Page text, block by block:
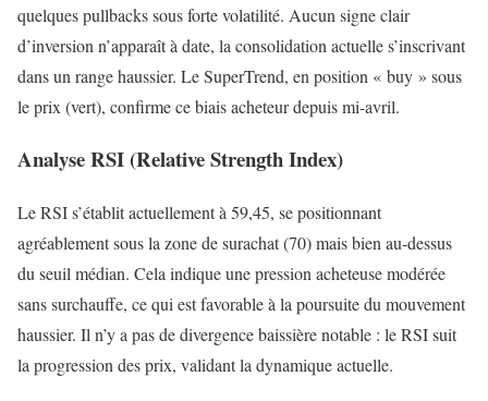
quelques pullbacks sous forte volatilité. Aucun signe clair
d’inversion n’apparaît à date, la consolidation actuelle s’inscrivant
dans un range haussier. Le SuperTrend, en position « buy » sous
le prix (vert), confirme ce biais acheteur depuis mi-avril.
Analyse RSI (Relative Strength Index)
Le RSI s’établit actuellement à 59,45, se positionnant
agréablement sous la zone de surachat (70) mais bien au-dessus
du seuil médian. Cela indique une pression acheteuse modérée
sans surchauffe, ce qui est favorable à la poursuite du mouvement
haussier. Il n’y a pas de divergence baissière notable : le RSI suit
la progression des prix, validant la dynamique actuelle.